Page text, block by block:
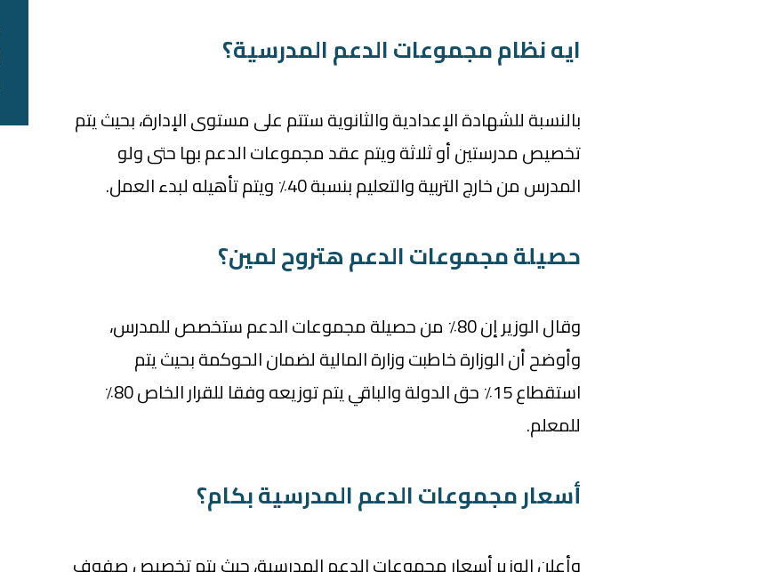
ايه نظام مجموعات الدعم المدرسية؟
بالنسبة للشهادة الإعدادية والثانوية ستتم على مستوى الإدارة، بحيث يتم
تخصيص مدرستين أو ثلاثة ويتم عقد مجموعات الدعم بها حتى ولو
المدرس من خارج التربية والتعليم بنسبة 40٪ ويتم تأهيله لبدء العمل.
حصيلة مجموعات الدعم هتروح لمين؟
وقال الوزير إن 80٪ من حصيلة مجموعات الدعم ستخصص للمدرس،
وأوضح أن الوزارة خاطبت وزارة المالية لضمان الحوكمة بحيث يتم
استقطاع 15٪ حق الدولة والباقي يتم توزيعه وفقا للقرار الخاص 80٪
للمعلم.
أسعار مجموعات الدعم المدرسية بكام؟
وأعلن الوزير أسعار مجموعات الدعم المدرسية، حيث يتم تخصيص صفوف